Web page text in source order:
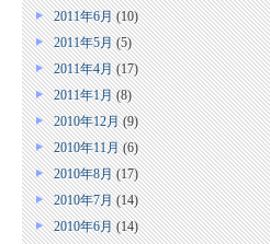
2011年6月(10)
2011年5月(5)
2011年4月(17)
2011年1月(8)
2010年12月(9)
2010年11月(6)
2010年8月(17)
2010年7月(14)
2010年6月(14)